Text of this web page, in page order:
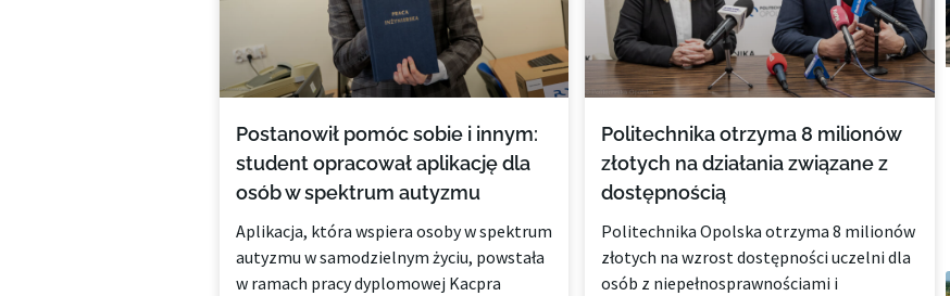
Postanowił pomóc sobie i innym:
student opracował aplikację dla
osób w spektrum autyzmu
Aplikacja, która wspiera osoby w spektrum
autyzmu w samodzielnym życiu, powstała
w ramach pracy dyplomowej Kacpra
Politechnika otrzyma 8 milionów
złotych na działania związane z
dostępnością
Politechnika Opolska otrzyma 8 milionów
złotych na wzrost dostępności uczelni dla
osób z niepełnosprawnościami i